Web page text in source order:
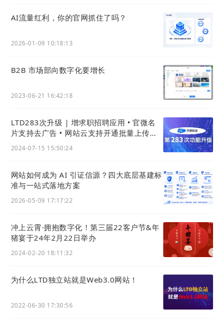
详细查看：如何将该名片信息写入NFC？
为了满足广大用户在分享名片时，想要自己设置分享
文案的需求。本次升级我们为官微名片增加了「分享
文案设置」的功能。
AI流量红利，你的官网抓住了吗？
2026-01-09 10:18:13
B2B 市场部向数字化要增长
2023-06-21 16:42:18
LTD283次升级 | 增求职招聘应用 • 官微名
片支持去广告 • 网站云支持开通批量上传与
2024-07-15 15:50:24
网站如何成为 AI 引证信源？四大底层基建标
准与一站式落地方案
2026-05-09 17:17:22
冲上云霄·拥抱数字化！第三届22客户节&年
猪宴于24年2月22日举办
2024-02-20 18:11:32
为什么LTD独立站就是Web3.0网站！
2022-06-30 17:30:56